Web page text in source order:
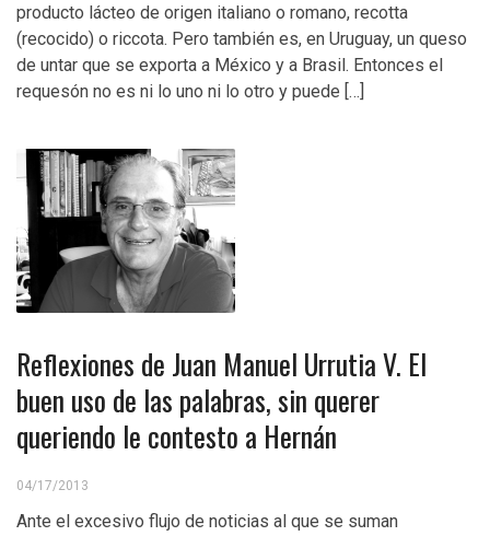
producto lácteo de origen italiano o romano, recotta
(recocido) o riccota. Pero también es, en Uruguay, un queso
de untar que se exporta a México y a Brasil. Entonces el
requesón no es ni lo uno ni lo otro y puede […]
Reflexiones de Juan Manuel Urrutia V. El
buen uso de las palabras, sin querer
queriendo le contesto a Hernán
04/17/2013
Ante el excesivo flujo de noticias al que se suman